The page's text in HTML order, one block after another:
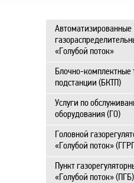
Автоматизированные
«Голубой поток»
Блочно-комплектные
подстанции (БКТП)
Услуги по
оборудования (ГО)
Головной
«Голубой поток»
Пункт
«Голубой поток» (ПГБ)